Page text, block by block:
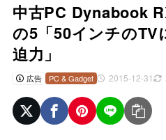
中古PC Dynabook
の5「50インチのTV
迫力」
広告 2015-12-31
PC & Gadget